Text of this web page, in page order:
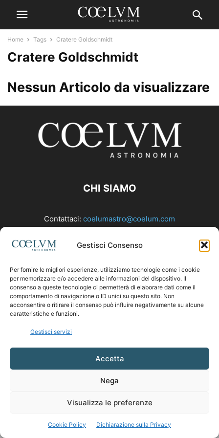
Gestisci Consenso
Per fornire le migliori esperienze, utilizziamo tecnologie come i cookie
per memorizzare e/o accedere alle informazioni del dispositivo. Il
consenso a queste tecnologie ci permetterà di elaborare dati come il
comportamento di navigazione o ID unici su questo sito. Non
acconsentire o ritirare il consenso può influire negativamente su alcune
caratteristiche e funzioni.
Gestisci servizi
Accetta
Nega
Visualizza le preferenze
Cookie Policy Dichiarazione sulla Privacy
Home Tags Cratere Goldschmidt
Cratere Goldschmidt
Nessun Articolo da visualizzare
CHI SIAMO
Contattaci: coelumastro@coelum.com
SEGUICI